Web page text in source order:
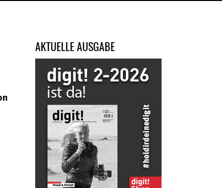
AKTUELLE AUSGABE